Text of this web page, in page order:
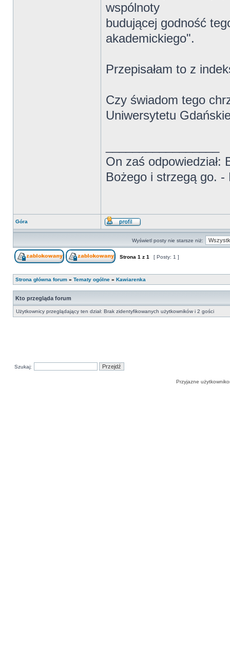
wspólnoty
budującej godność
akademickiego".
Przepisałam to z
Czy świadom tego
Uniwersytetu
On zaś odpowiedział:
Bożego i strzegą go. -
Góra
Wyświetl posty nie starsze niż:
Strona 1 z 1 [ Posty: 1 ]
Strona główna forum » Tematy ogólne » Kawiarenka
Kto przegląda forum
Użytkownicy przeglądający ten dział: Brak zidentyfikowanych użytkowników i 2 gości
Szukaj:
Przyjazne